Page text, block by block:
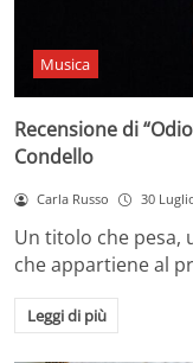
Musica
Recensione di
Condello
Carla Russo 30
Un titolo che pesa,
che appartiene al
Leggi di più